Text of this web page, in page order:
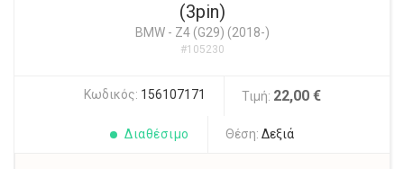
(3pin)
BMW- Z4 (G29) (2018-)
#105230
Κωδικός: 156107171 Τιμή: 22,00 €
Διαθέσιμο Θέση: Δεξιά